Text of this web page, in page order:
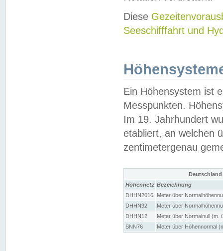
Diese
Seeschifffahrt und
Ein Höhensystem ist
Messpunkten.
Im 19. Jahrhundert
etabliert, an welchen
zentimetergenau
Höhennetz Bezeichnung
DHHN2016
Meter über
DHHN92
Meter über
DHHN12
Meter über Normalnull (m.
SNN76
Meter über Höhennormal